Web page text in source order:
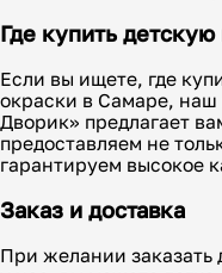
Где купить
Если вы ищете, где
окраски в Самаре,
Дворик» предлагает
предоставляем не
гарантируем высокое
Заказ и доставка
При желании заказать